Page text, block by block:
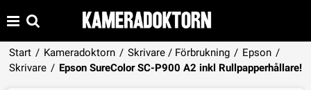
Start / Kameradoktorn / Skrivare / Förbrukning / Epson /
Skrivare / Epson SureColor SC-P900 A2 inkl Rullpapperhållare!
Produkten har lagts i din varukorg